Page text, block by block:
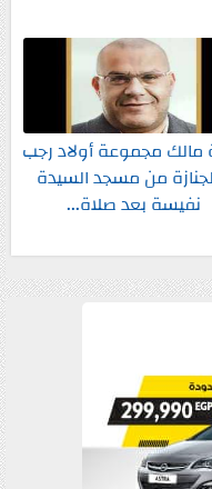
مالك مجموعة أولاد رجب
من مسجد السيدة
نفيسة بعد صلاة...